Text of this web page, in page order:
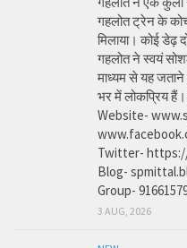
गहलोत ट्रेन के
मिलाया। कोई डेढ़
गहलोत ने स्वयं
माध्यम से यह
भर में लोकप्रिय
Website-
Twitter-
Blog-
Group-
3 AUG, 2026